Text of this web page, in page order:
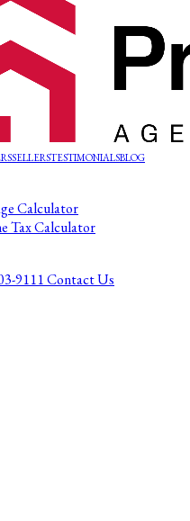
SELLERSTESTIMONIALSBLOG
Calculator
Tax Calculator
9111Contact Us